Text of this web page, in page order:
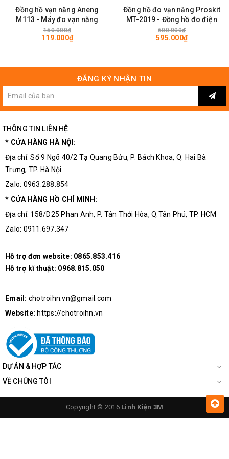
Ứng dụng của băng keo điện 3M
Temflex 150
Quấn mối nối dây điện và cáp trong hệ thống chiếu sáng, tủ điện,
Bảo vệ dây điện trong hộp nối, hộp âm tường, cáp điều khiển.
Tại sao bạn nên chọn sản phẩm
Đồng hồ vạn năng Aneng
M113 - Máy đo vạn năng
150.000₫
119.000₫
Đồng hồ đo vạn năng Proskit
MT-2019 - Đồng hồ đo điện
600.000₫
595.000₫
ĐĂNG KÝ NHẬN TIN
THÔNG TIN LIÊN HỆ
* CỬA HÀNG HÀ NỘI:
Địa chỉ: Số 9 Ngõ 40/2 Tạ Quang Bửu, P. Bách Khoa, Q. Hai Bà
Trưng, TP. Hà Nội
Zalo: 0963.288.854
* CỬA HÀNG HỒ CHÍ MINH:
Địa chỉ: 158/D25 Phan Anh, P. Tân Thới Hòa, Q.Tân Phú, TP. HCM
Zalo: 0911.697.347
Hỗ trợ đơn website: 0865.853.416
Hỗ trợ kĩ thuật: 0968.815.050
Email: chotroihn.vn@gmail.com
Website: https://chotroihn.vn
DỰ ÁN & HỢP TÁC
VỀ CHÚNG TÔI
Copyright © 2016 Linh Kiện 3M